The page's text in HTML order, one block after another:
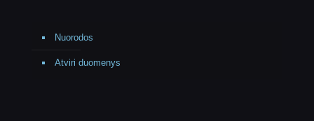
Nuorodos
Atviri duomenys